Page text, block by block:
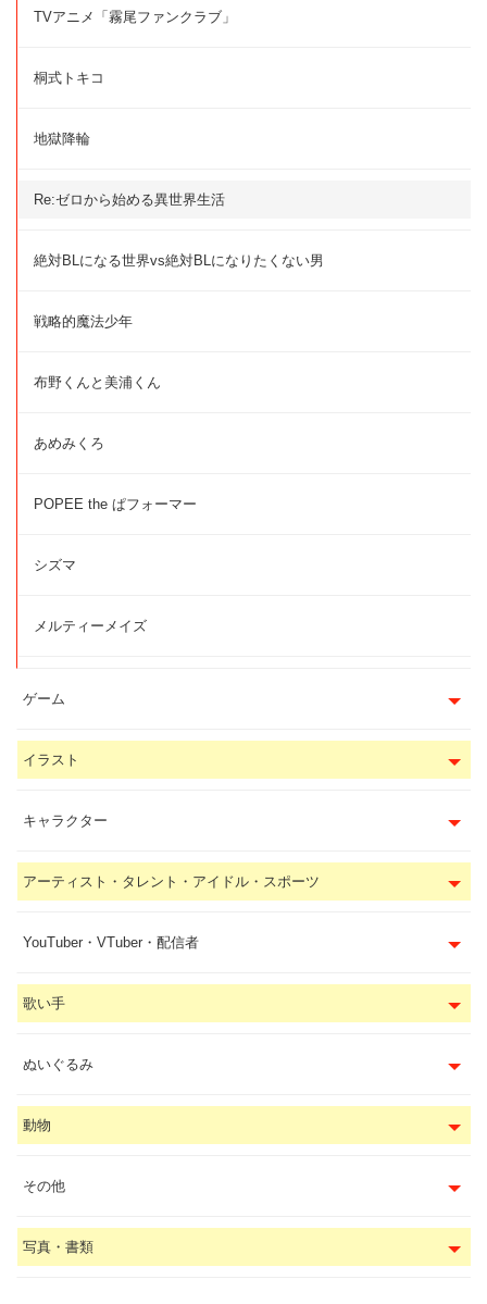
TVアニメ「霧尾ファンクラブ」
桐式トキコ
地獄降輪
Re:ゼロから始める異世界生活
絶対BLになる世界vs絶対BLになりたくない男
戦略的魔法少年
布野くんと美浦くん
あめみくろ
POPEE the ぱフォーマー
シズマ
メルティーメイズ
ゲーム
イラスト
キャラクター
アーティスト・タレント・アイドル・スポーツ
YouTuber・VTuber・配信者
歌い手
ぬいぐるみ
動物
その他
写真・書類